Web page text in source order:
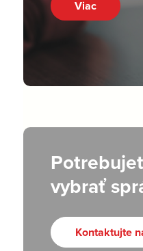
Viac
vybrať
Kontaktujte